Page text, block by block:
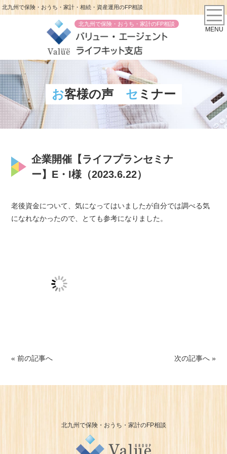
北九州で保険・おうち・家計・相続・資産運用のFP相談
北九州で保険・おうち・家計のFP相談
MENU
お客様の声 セミナー
企業開催【ライフプランセミナ
ー】E・I様（2023.6.22）
老後資金について、気になってはいましたが自分では調べる気
になれなかったので、とても参考になりました。
« 前の記事へ 次の記事へ »
北九州で保険・おうち・家計のFP相談